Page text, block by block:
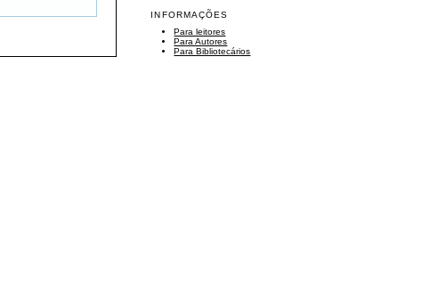
INFORMAÇÕES
Para leitores
Para Autores
Para Bibliotecários